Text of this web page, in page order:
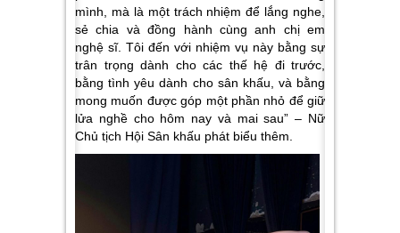
mình, mà là một trách nhiệm để lắng nghe,
sẻ chia và đồng hành cùng anh chị em
nghệ sĩ. Tôi đến với nhiệm vụ này bằng sự
trân trọng dành cho các thế hệ đi trước,
bằng tình yêu dành cho sân khấu, và bằng
mong muốn được góp một phần nhỏ để giữ
lửa nghề cho hôm nay và mai sau” – Nữ
Chủ tịch Hội Sân khấu phát biểu thêm.